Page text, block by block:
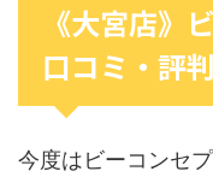
《大宮店》
口コミ・評
今度はビーコンセ